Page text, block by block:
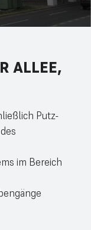
ALLEE,
Putz-
im Bereich